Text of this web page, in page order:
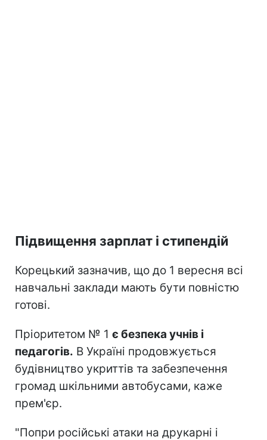
Підвищення зарплат і стипендій
Корецький зазначив, що до 1 вересня всі
навчальні заклади мають бути повністю
готові.
Пріоритетом № 1 є безпека учнів і
педагогів. В Україні продовжується
будівництво укриттів та забезпечення
громад шкільними автобусами, каже
прем'єр.
"Попри російські атаки на друкарні і